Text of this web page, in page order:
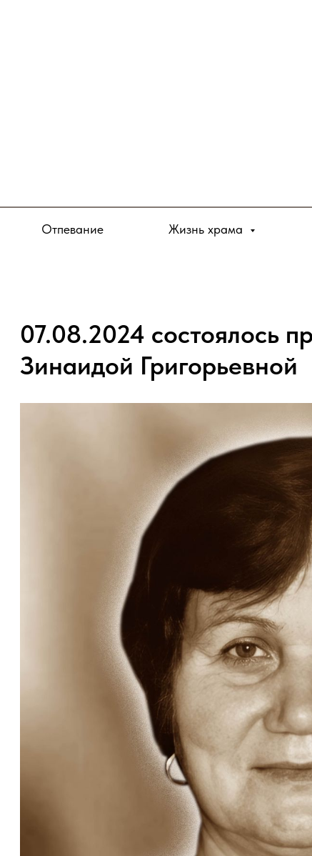
Отпевание Жизнь храма
07.08.2024 состоялось
Зинаидой Григорьевной